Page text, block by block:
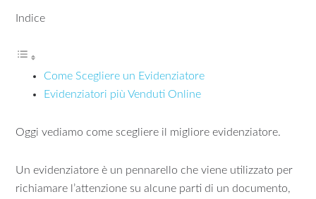
Indice
Come Scegliere un Evidenziatore
Evidenziatori più Venduti Online
Oggi vediamo come scegliere il migliore evidenziatore.
Un evidenziatore è un pennarello che viene utilizzato per
richiamare l’attenzione su alcune parti di un documento,